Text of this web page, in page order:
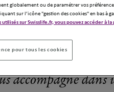
accompagne
globalement ou de paramétrer vos
sur l’icône "gestion des cookies" en bas à
utilisés sur Swisslife.fr, vous pouvez accéder à
pour tous les cookies